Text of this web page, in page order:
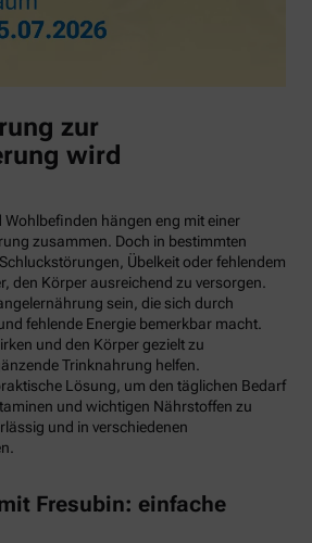
zur
wird
hängen eng mit einer
zusammen. Doch in bestimmten
Übelkeit oder fehlendem
den Körper ausreichend zu versorgen.
sein, die sich durch
fehlende Energie bemerkbar macht.
und den Körper gezielt zu
Trinknahrung helfen.
Lösung, um den täglichen Bedarf
und wichtigen Nährstoffen zu
und in verschiedenen
Fresubin: einfache